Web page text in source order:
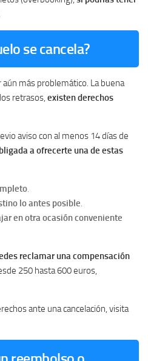
se cancela?
aún más problemático. La buena
retrasos, existen derechos
aviso con al menos 14 días de
a ofrecerte una de estas
lo antes posible
en otra ocasión conveniente
reclamar una compensación
250 hasta 600 euros,
ante una cancelación, visita